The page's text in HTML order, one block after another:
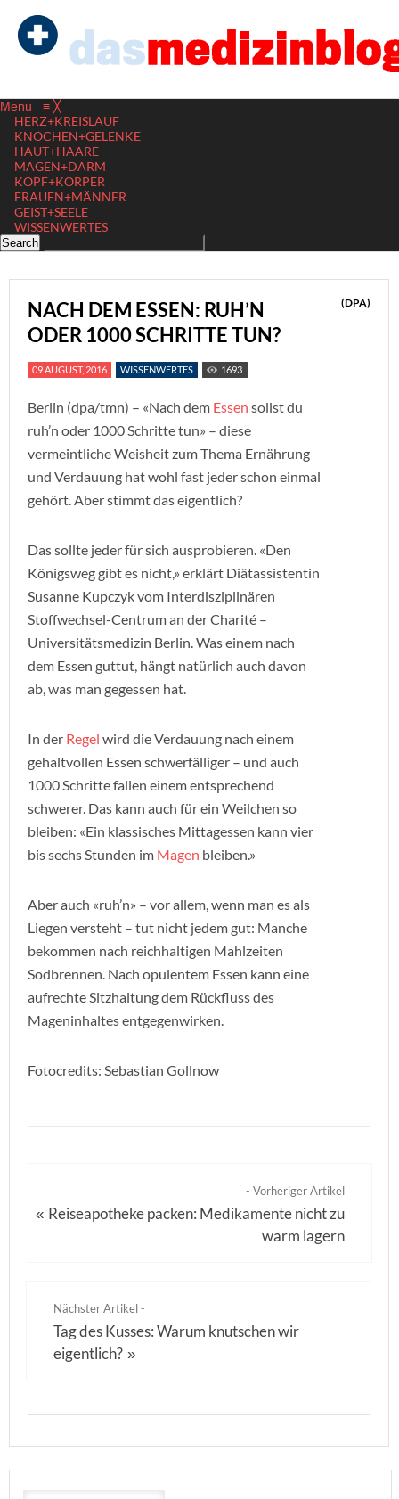
Menu ≡ ╳
HERZ+KREISLAUF
KNOCHEN+GELENKE
HAUT+HAARE
MAGEN+DARM
KOPF+KÖRPER
FRAUEN+MÄNNER
GEIST+SEELE
WISSENWERTES
NACH DEM ESSEN: RUH’N
ODER 1000 SCHRITTE TUN?
(DPA)
09 AUGUST, 2016 WISSENWERTES 1693
Berlin (dpa/tmn) – «Nach dem Essen sollst du
ruh’n oder 1000 Schritte tun» – diese
vermeintliche Weisheit zum Thema Ernährung
und Verdauung hat wohl fast jeder schon einmal
gehört. Aber stimmt das eigentlich?
Das sollte jeder für sich ausprobieren. «Den
Königsweg gibt es nicht,» erklärt Diätassistentin
Susanne Kupczyk vom Interdisziplinären
Stoffwechsel-Centrum an der Charité –
Universitätsmedizin Berlin. Was einem nach
dem Essen guttut, hängt natürlich auch davon
ab, was man gegessen hat.
In der Regel wird die Verdauung nach einem
gehaltvollen Essen schwerfälliger – und auch
1000 Schritte fallen einem entsprechend
schwerer. Das kann auch für ein Weilchen so
bleiben: «Ein klassisches Mittagessen kann vier
bis sechs Stunden im Magen bleiben.»
Aber auch «ruh’n» – vor allem, wenn man es als
Liegen versteht – tut nicht jedem gut: Manche
bekommen nach reichhaltigen Mahlzeiten
Sodbrennen. Nach opulentem Essen kann eine
aufrechte Sitzhaltung dem Rückfluss des
Mageninhaltes entgegenwirken.
Fotocredits: Sebastian Gollnow
- Vorheriger Artikel
« Reiseapotheke packen: Medikamente nicht zu
warm lagern
Nächster Artikel -
Tag des Kusses: Warum knutschen wir
eigentlich? »